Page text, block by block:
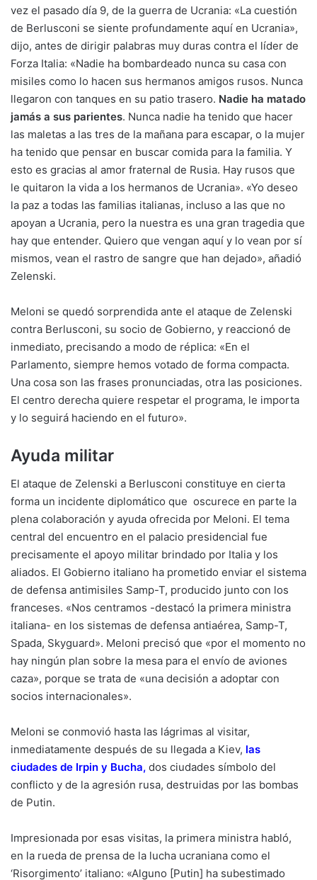
vez el pasado día 9, de la guerra de Ucrania: «La cuestión
de Berlusconi se siente profundamente aquí en Ucrania»,
dijo, antes de dirigir palabras muy duras contra el líder de
Forza Italia: «Nadie ha bombardeado nunca su casa con
misiles como lo hacen sus hermanos amigos rusos. Nunca
llegaron con tanques en su patio trasero. Nadie ha matado
jamás a sus parientes. Nunca nadie ha tenido que hacer
las maletas a las tres de la mañana para escapar, o la mujer
ha tenido que pensar en buscar comida para la familia. Y
esto es gracias al amor fraternal de Rusia. Hay rusos que
le quitaron la vida a los hermanos de Ucrania». «Yo deseo
la paz a todas las familias italianas, incluso a las que no
apoyan a Ucrania, pero la nuestra es una gran tragedia que
hay que entender. Quiero que vengan aquí y lo vean por sí
mismos, vean el rastro de sangre que han dejado», añadió
Zelenski.
Meloni se quedó sorprendida ante el ataque de Zelenski
contra Berlusconi, su socio de Gobierno, y reaccionó de
inmediato, precisando a modo de réplica: «En el
Parlamento, siempre hemos votado de forma compacta.
Una cosa son las frases pronunciadas, otra las posiciones.
El centro derecha quiere respetar el programa, le importa
y lo seguirá haciendo en el futuro».
Ayuda militar
El ataque de Zelenski a Berlusconi constituye en cierta
forma un incidente diplomático que oscurece en parte la
plena colaboración y ayuda ofrecida por Meloni. El tema
central del encuentro en el palacio presidencial fue
precisamente el apoyo militar brindado por Italia y los
aliados. El Gobierno italiano ha prometido enviar el sistema
de defensa antimisiles Samp-T, producido junto con los
franceses. «Nos centramos -destacó la primera ministra
italiana- en los sistemas de defensa antiaérea, Samp-T,
Spada, Skyguard». Meloni precisó que «por el momento no
hay ningún plan sobre la mesa para el envío de aviones
caza», porque se trata de «una decisión a adoptar con
socios internacionales».
Meloni se conmovió hasta las lágrimas al visitar,
inmediatamente después de su llegada a Kiev, las
ciudades de Irpin y Bucha, dos ciudades símbolo del
conflicto y de la agresión rusa, destruidas por las bombas
de Putin.
Impresionada por esas visitas, la primera ministra habló,
en la rueda de prensa de la lucha ucraniana como el
‘Risorgimento’ italiano: «Alguno [Putin] ha subestimado